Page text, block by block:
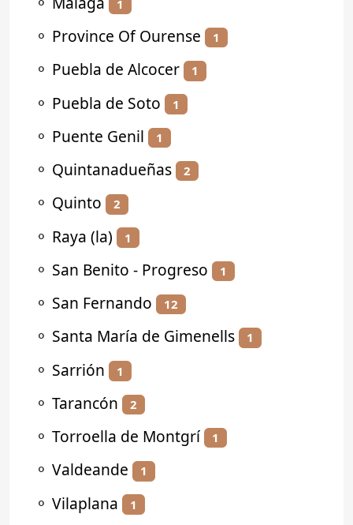
1
⚬ Province Of Ourense 1
⚬ Puebla de Alcocer 1
⚬ Puebla de Soto 1
⚬ Puente Genil 1
⚬ Quintanadueñas 2
⚬ Quinto 2
⚬ Raya (la) 1
⚬ San Benito - Progreso 1
⚬ San Fernando 12
⚬ Santa María de Gimenells 1
⚬ Sarrión 1
⚬ Tarancón 2
⚬ Torroella de Montgrí 1
⚬ Valdeande 1
⚬ Vilaplana 1